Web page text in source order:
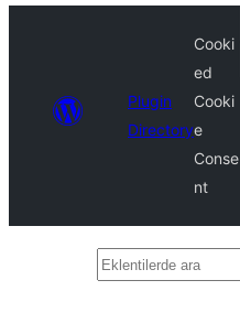
Plugin
Directory
Cooki
ed
Cooki
e
Conse
nt
Eklentilerde